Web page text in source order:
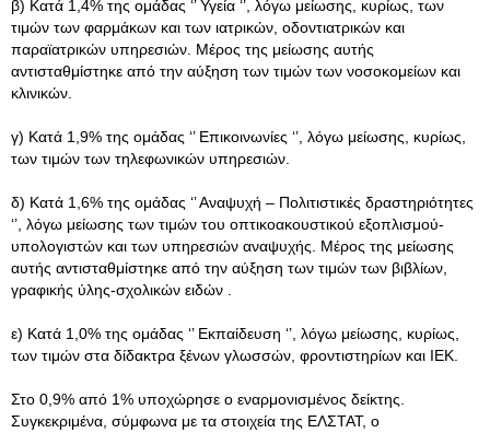
β) Κατά 1,4% της ομάδας ‘’ Υγεία ‘’, λόγω μείωσης, κυρίως, των
τιμών των φαρμάκων και των ιατρικών, οδοντιατρικών και
παραϊατρικών υπηρεσιών. Μέρος της μείωσης αυτής
αντισταθμίστηκε από την αύξηση των τιμών των νοσοκομείων και
κλινικών.
γ) Κατά 1,9% της ομάδας ‘’ Επικοινωνίες ‘’, λόγω μείωσης, κυρίως,
των τιμών των τηλεφωνικών υπηρεσιών.
δ) Κατά 1,6% της ομάδας ‘’ Αναψυχή – Πολιτιστικές δραστηριότητες
‘’, λόγω μείωσης των τιμών του οπτικοακουστικού εξοπλισμού-
υπολογιστών και των υπηρεσιών αναψυχής. Μέρος της μείωσης
αυτής αντισταθμίστηκε από την αύξηση των τιμών των βιβλίων,
γραφικής ύλης-σχολικών ειδών .
ε) Κατά 1,0% της ομάδας ‘’ Εκπαίδευση ‘’, λόγω μείωσης, κυρίως,
των τιμών στα δίδακτρα ξένων γλωσσών, φροντιστηρίων και ΙΕΚ.
Στο 0,9% από 1% υποχώρησε ο εναρμονισμένος δείκτης.
Συγκεκριμένα, σύμφωνα με τα στοιχεία της ΕΛΣΤΑΤ, ο